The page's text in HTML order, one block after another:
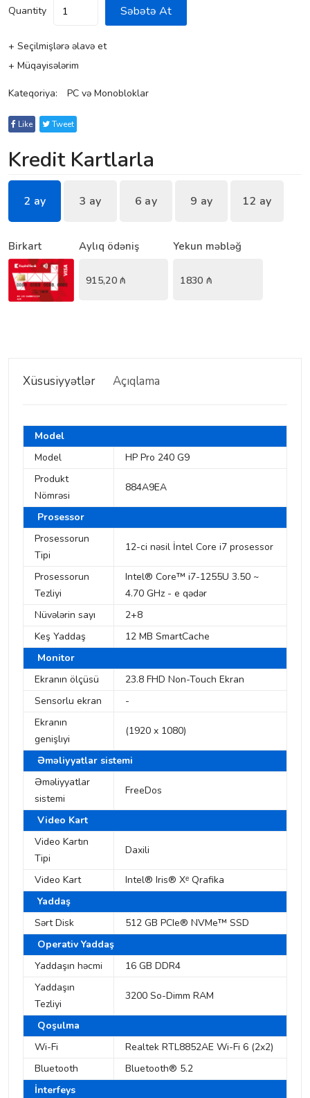
Quantity Səbətə At
+ Seçilmişlərə əlavə et
+ Müqayisələrim
Kateqoriya: PC və Monobloklar
Like Tweet
Kredit Kartlarla
2 ay 3 ay 6 ay 9 ay 12 ay
Birkart Aylıq ödəniş
915,20₼
Yekun məbləğ
1830 ₼
Xüsusiyyətlər Açıqlama
Model
Model
HP Pro 240 G9
Produkt
Nömrəsi
884A9EA
Prosessor
Prosessorun
Tipi
12-ci nəsil İntel Core i7 prosessor
Prosessorun
Tezliyi
Intel® Core™ i7-1255U 3.50 ~
4.70 GHz - e qədər
Nüvələrin sayı
2+8
Keş Yaddaş
12 MB SmartCache
Monitor
Ekranın ölçüsü
23.8 FHD Non-Touch Ekran
Sensorlu ekran
-
Ekranın
genişlıyi
(1920 x 1080)
Əməliyyatlar sistemi
Əməliyyatlar
sistemi
FreeDos
Video Kart
Video Kartın
Tipi
Daxili
Video Kart
Intel® Iris® Xᵉ Qrafika
Yaddaş
Sərt Disk
512 GB PCIe® NVMe™ SSD
Operativ Yaddaş
Yaddaşın həcmi
16 GB DDR4
Yaddaşın
Tezliyi
3200 So-Dimm RAM
Qoşulma
Wi-Fi
Realtek RTL8852AE Wi-Fi 6 (2x2)
Bluetooth
Bluetooth® 5.2
İnterfeys